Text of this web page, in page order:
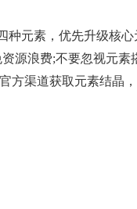
种元素，优先升级核
源浪费;不要忽视元
方渠道获取元素结晶